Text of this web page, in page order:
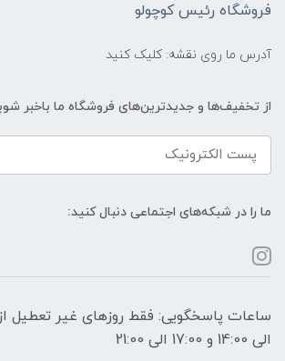
فروشگاه رئیس کوچولو
آدرس ما روی نقشه: کلیک کنید
از تخفیف‌ها و جدیدترین‌های فروشگاه ما باخبر
ما را در شبکه‌های اجتماعی دنبال کنید:
الی 14:00 و 17:00 الی 21:00